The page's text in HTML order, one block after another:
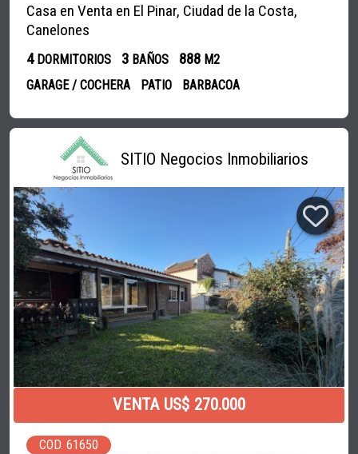
Casa en Venta en El Pinar, Ciudad de la Costa,
Canelones
4DORMITORIOS 3BAÑOS 888 M2
GARAGE / COCHERA
PATIO BARBACOA
SITIO Negocios Inmobiliarios
VENTA US$ 270.000
COD. 61650